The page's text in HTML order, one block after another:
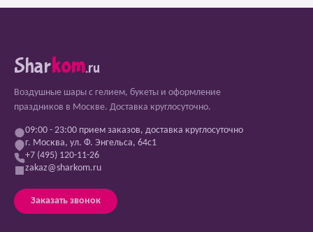
Sharkom.ru
Воздушные шары с гелием, букеты и оформление
праздников в Москве. Доставка круглосуточно.
09:00 - 23:00 прием заказов, доставка круглосуточно
г. Москва, ул. Ф. Энгельса, 64с1
+7 (495) 120-11-26
zakaz@sharkom.ru
Заказать звонок